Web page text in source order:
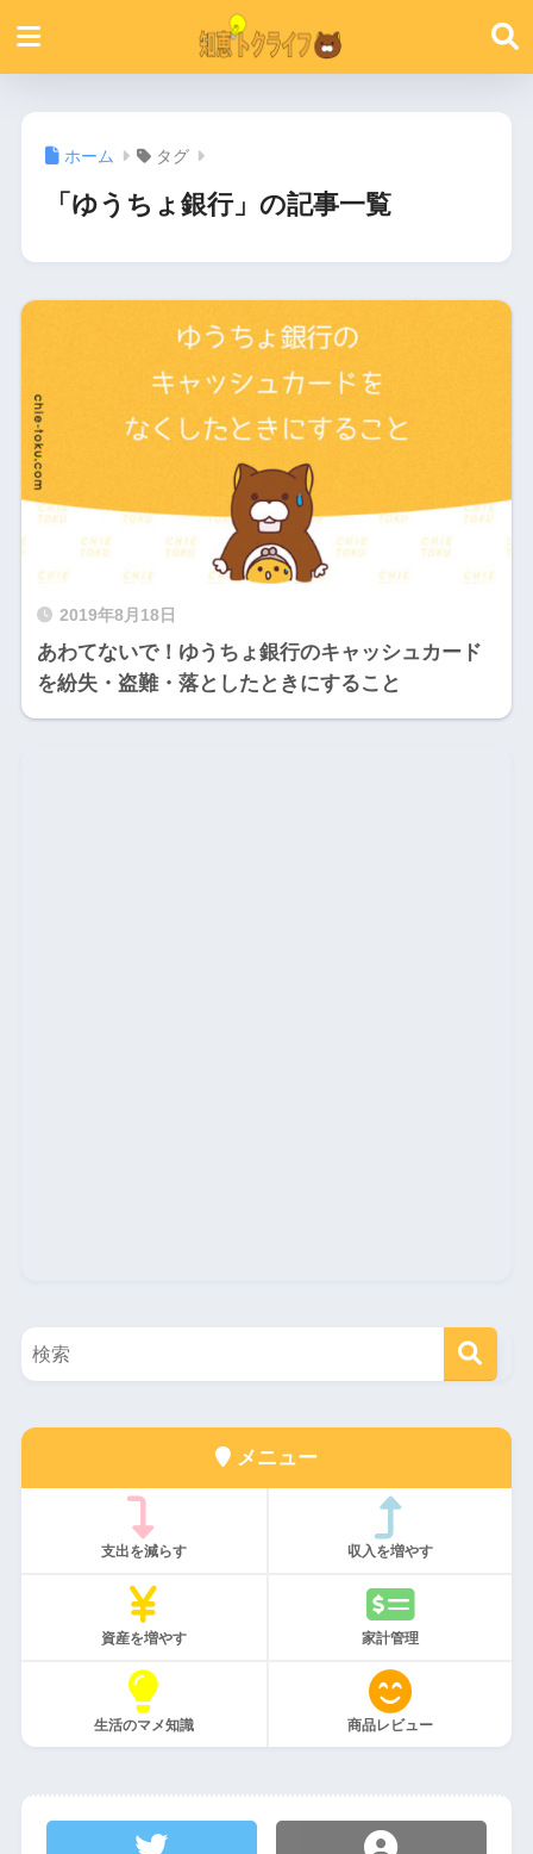
ホーム タグ
「ゆうちょ銀行」の記事一覧
2019年8月18日
あわてないで！ゆうちょ銀行のキャッシュカード
を紛失・盗難・落としたときにすること
メニュー
支出を減らす 収入を増やす
資産を増やす 家計管理
生活のマメ知識 商品レビュー